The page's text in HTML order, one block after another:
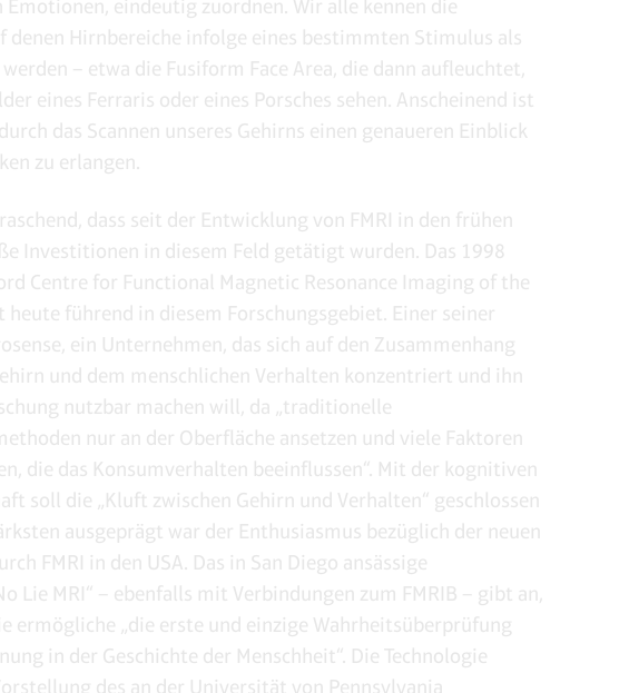
Emotionen, eindeutig zuordnen. Wir alle kennen die
denen Hirnbereiche infolge eines bestimmten Stimulus als
– etwa die Fusiform Face Area, die dann aufleuchtet,
eines Ferraris oder eines Porsches sehen. Anscheinend ist
das Scannen unseres Gehirns einen genaueren Einblick
zu erlangen.
dass seit der Entwicklung von FMRI in den frühen
Investitionen in diesem Feld getätigt wurden. Das 1998
Centre for Functional Magnetic Resonance Imaging of the
heute führend in diesem Forschungsgebiet. Einer seiner
ein Unternehmen, das sich auf den Zusammenhang
und dem menschlichen Verhalten konzentriert und ihn
nutzbar machen will, da „traditionelle
nur an der Oberfläche ansetzen und viele Faktoren
die das Konsumverhalten beeinflussen“. Mit der kognitiven
soll die „Kluft zwischen Gehirn und Verhalten“ geschlossen
ausgeprägt war der Enthusiasmus bezüglich der neuen
FMRI in den USA. Das in San Diego ansässige
Lie MRI“ – ebenfalls mit Verbindungen zum FMRIB – gibt an,
ermögliche „die erste und einzige Wahrheitsüberprüfung
in der Geschichte der Menschheit“. Die Technologie
des an der Universität von Pennsylvania